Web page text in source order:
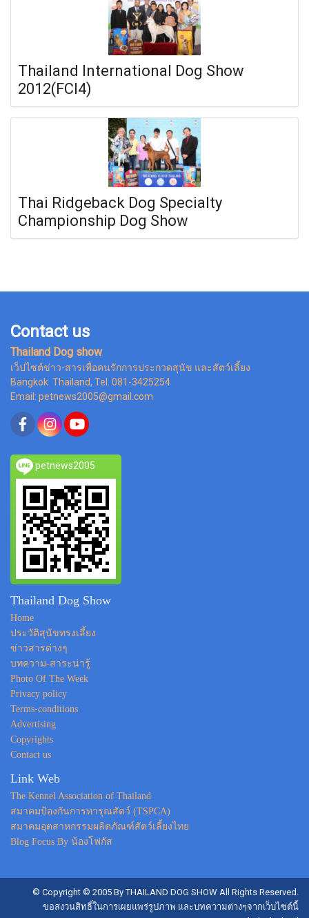
Thailand International Dog Show
2012(FCI4)
Thai Ridgeback Dog Specialty
Championship Dog Show
Contact us
Thailand Dog show
เว็ปไซต์ข่าว-สารเพื่อคนรักการประกวดสุนัข และสัตว์เลี้ยง
Bangkok Thailand, Tel. 081-3425254
Email: petnews2005@gmail.com
petnews2005
Thailand Dog Show
Home
ประวัติสุนัขทรงเลี้ยง
ข่าวสารต่างๆ
บทความ-สาระน่ารู้
Photo Of The Week
Privacy policy
Terms-conditions
Advertising
Copyrights
Contact us
Link Web
The Kennel Association of Thailand
สมาคมป้องกันการทารุณสัตว์ (TSPCA)
สมาคมอุตสาหกรรมผลิตภัณฑ์สัตว์เลี้ยงไทย
Blog Focus By น้องโฟกัส
© Copyright © 2005 By THAILAND DOG SHOW All Rights Reserved.
ขอสงวนสิทธิ์ในการเผยแพร่รูปภาพ และบทความต่างๆจากเว็บไซต์นี้